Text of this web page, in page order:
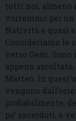
tutti noi, almeno
vorremmo per un
Natività e quasi
Consideriamo le
verso Gesù.
appena
Matteo. In
vengono
probabilmente,
po’ sacerdoti, e